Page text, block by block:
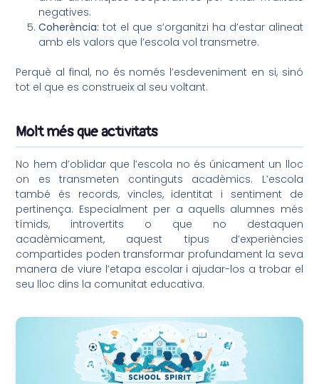
negatives.
Coherència: tot el que s’organitzi ha d’estar alineat
amb els valors que l’escola vol transmetre.
Perquè al final, no és només l’esdeveniment en si, sinó
tot el que es construeix al seu voltant.
Molt més que activitats
No hem d’oblidar que l’escola no és únicament un lloc
on es transmeten continguts acadèmics. L’escola
també és records, vincles, identitat i sentiment de
pertinença. Especialment per a aquells alumnes més
tímids, introvertits o que no destaquen
acadèmicament, aquest tipus d’experiències
compartides poden transformar profundament la seva
manera de viure l’etapa escolar i ajudar-los a trobar el
seu lloc dins la comunitat educativa.